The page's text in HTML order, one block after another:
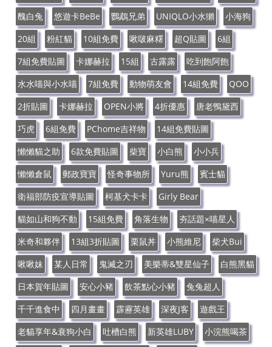
醜白兔
悠遊卡BeBe 鸚鵡兄弟 UNIQLO小水獺
小海狗
20組
粉紅貓 10組免費 啾啵麻糬 超Q貼圖
6組
7組免費貼圖
卡娜赫拉 15組 古露露
吃到飽阿飽
水水喵與小水喵
7組免費 動物萌友會 14組免費
QOO
2折貼圖
卡娜赫拉 OPEN小將 4折優惠
唐老鴨黛西
巧虎
6組免費 PChome吉祥物
14組免費貼圖
懶懶貓之助
6款免費貼圖 柴寶 小白熊
小小兵
懶懶倉鼠
郵政寶寶 怪奇事物所 Yuru熊
賓士貓
衛福部防疫宣導貼圖
柯基犬卡卡
Girly Bear
貓如山和狗不動
15組免費 角落生物
夯話題×喵星人
米奇和夥伴
13組3折貼圖 栗鼠丼 小熊維尼
柴犬Bui
啾啾妹
某人日常 鬼滅之刃 美樂蒂&雙星仙子
白熊黑貓
日本賀年貼圖
安心小豬 飲茶點心小豬
兔兔超人
千千進食中
四月畫畫 霹靂英雄 深夜J客
遊戲王
老貓享年&衰狗小白
吐槽白熊 新英雄LUBY
小浣熊喝茶